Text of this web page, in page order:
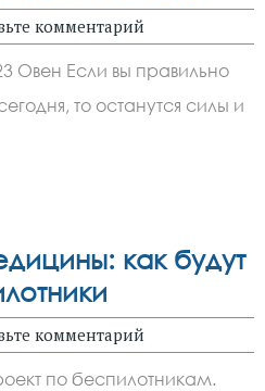
комментарий
Овен Если вы правильно
то останутся силы и
как будут
комментарий
по беспилотникам.